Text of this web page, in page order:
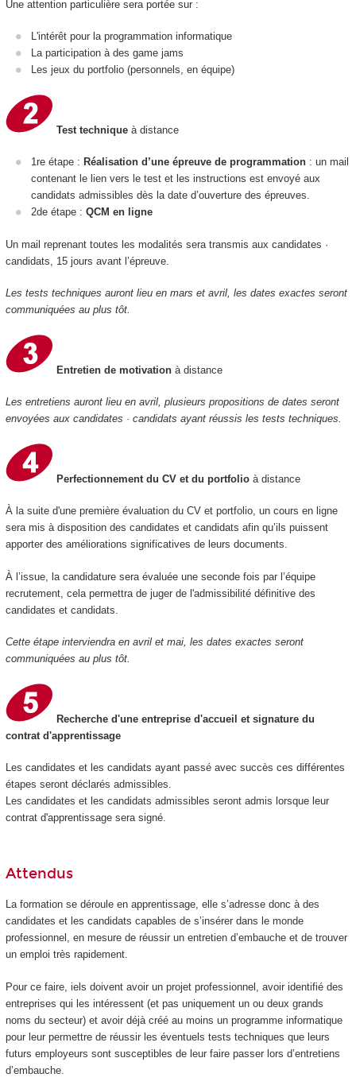
Une attention particulière sera portée sur :
L'intérêt pour la programmation informatique
La participation à des game jams
Les jeux du portfolio (personnels, en équipe)
Test technique à distance
1re étape : Réalisation d’une épreuve de programmation : un mail
contenant le lien vers le test et les instructions est envoyé aux
candidats admissibles dès la date d’ouverture des épreuves.
2de étape : QCM en ligne
Un mail reprenant toutes les modalités sera transmis aux candidates ·
candidats, 15 jours avant l’épreuve.
Les tests techniques auront lieu en mars et avril, les dates exactes seront
communiquées au plus tôt.
Entretien de motivationà distance
Les entretiens auront lieu en avril, plusieurs propositions de dates seront
envoyées aux candidates · candidats ayant réussis les tests techniques.
Perfectionnement du CV et du portfolioà distance
À la suite d'une première évaluation du CV et portfolio, un cours en ligne
sera mis à disposition des candidates et candidats afin qu’ils puissent
apporter des améliorations significatives de leurs documents.
À l’issue, la candidature sera évaluée une seconde fois par l’équipe
recrutement, cela permettra de juger de l'admissibilité définitive des
candidates et candidats.
Cette étape interviendra en avril et mai, les dates exactes seront
communiquées au plus tôt.
Recherche d'une entreprise d'accueil et signature du
contrat d'apprentissage
Les candidates et les candidats ayant passé avec succès ces différentes
étapes seront déclarés admissibles.
Les candidates et les candidats admissibles seront admis lorsque leur
contrat d'apprentissage sera signé.
Attendus
La formation se déroule en apprentissage, elle s’adresse donc à des
candidates et les candidats capables de s’insérer dans le monde
professionnel, en mesure de réussir un entretien d’embauche et de trouver
un emploi très rapidement.
Pour ce faire, iels doivent avoir un projet professionnel, avoir identifié des
entreprises qui les intéressent (et pas uniquement un ou deux grands
noms du secteur) et avoir déjà créé au moins un programme informatique
pour leur permettre de réussir les éventuels tests techniques que leurs
futurs employeurs sont susceptibles de leur faire passer lors d’entretiens
d’embauche.